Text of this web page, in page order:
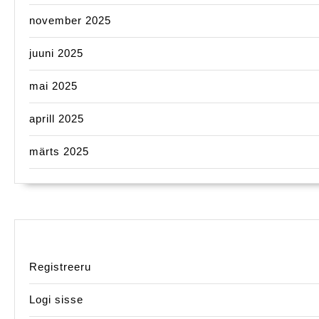
november 2025
juuni 2025
mai 2025
aprill 2025
märts 2025
Registreeru
Logi sisse